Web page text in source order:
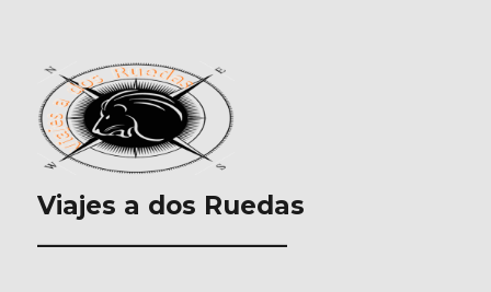
Viajes a dos Ruedas
___________________